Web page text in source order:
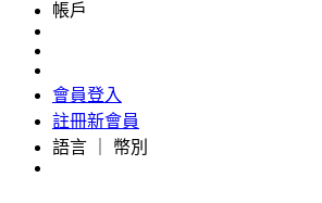
帳戶
會員登入
註冊新會員
語言 ｜ 幣別